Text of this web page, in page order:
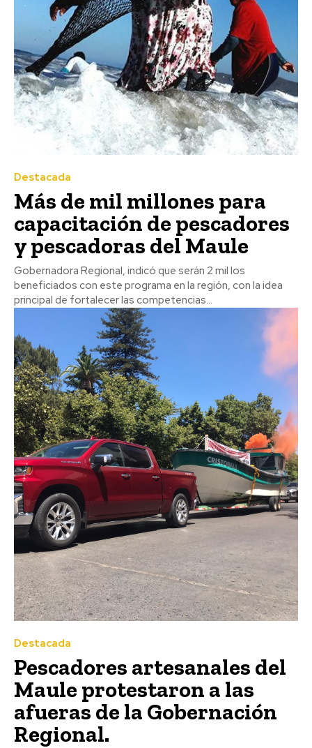
Destacada
Más de mil millones para
capacitación de pescadores
y pescadoras del Maule
Gobernadora Regional, indicó que serán 2 mil los
beneficiados con este programa en la región, con la idea
principal de fortalecer las competencias...
Destacada
Pescadores artesanales del
Maule protestaron a las
afueras de la Gobernación
Regional.